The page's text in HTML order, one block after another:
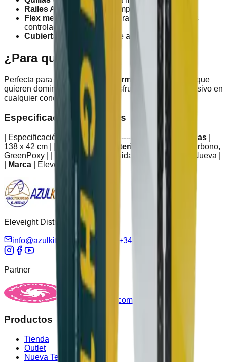
Railes ABS
resistentes a impactos
Flex medio-rígidoideal para trucos y aterrizajes
controlados
Cubierta antideslizante
de alta durabilidad
¿Para quién es?
Perfecta para riders de nivel intermedio a avanzado
que
quieren dominar el freestyle y disfrutar de un ride agresivo en
cualquier condición.
Especificaciones técnicas
| Especificación | Detalle | |----------------|---------| | Medidas
138 x 42 cm | |
| 2025 | | Material
| Paulownia, Carbono,
GreenPoxy | |
| G10 incluidas | |
| Nueva |
Marca | Eleveight |
Eleveight Distribuidor Oficial
info@azulkiteboarding.com +34 678 67 51 70
Partner
sognicanarias.com
Productos
Tienda
Outlet
Nueva Temporada